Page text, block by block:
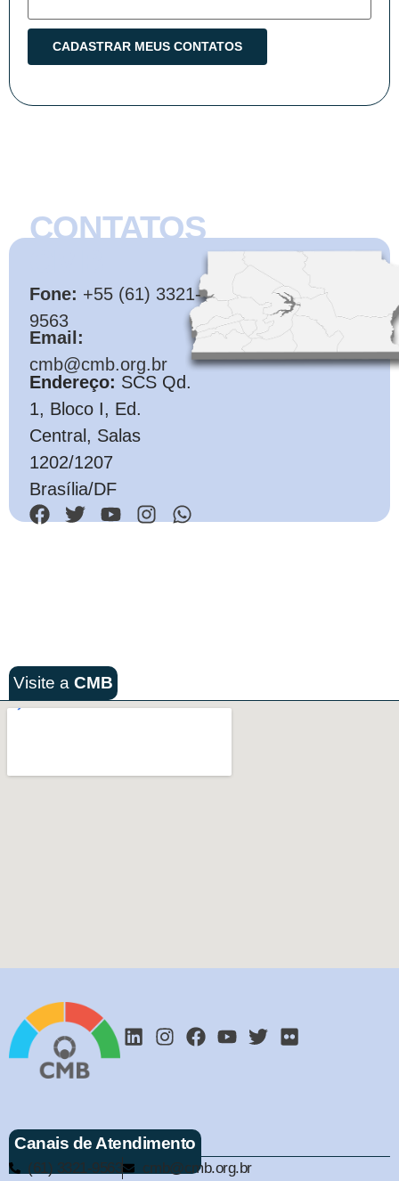
CONTATOS
Fone: +55 (61) 3321-
9563
Email:
cmb@cmb.org.br
Endereço: SCS Qd.
1, Bloco I, Ed.
Central, Salas
1202/1207
Brasília/DF
Visite a CMB
Canais de Atendimento
(61) 3321-9563 cmb@cmb.org.br